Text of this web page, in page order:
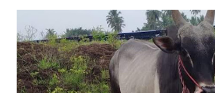
எடுத்த அய்யனார் என“வெட்டுடைய அய்யனார்“
அமைத்து பூஜித்தனர். ஆங்கிலேய கிழக்கிந்திய
இரண்டாம் மன்னர் முத்துவடுகநாதத் தேவர்
அவர்களால் காளையார் கோவிலில் இரண்டாம்